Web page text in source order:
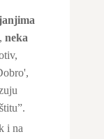
neka
i na